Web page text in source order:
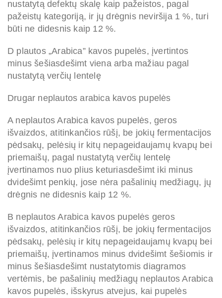
nustatytą defektų skalę kaip pažeistos, pagal
pažeistų kategoriją, ir jų drėgnis neviršija 1 %, turi
būti ne didesnis kaip 12 %.
D plautos „Arabica” kavos pupelės, įvertintos
minus šešiasdešimt viena arba mažiau pagal
nustatytą verčių lentelę
Drugar neplautos arabica kavos pupelės
A neplautos Arabica kavos pupelės, geros
išvaizdos, atitinkančios rūšį, be jokių fermentacijos
pėdsakų, pelėsių ir kitų nepageidaujamų kvapų bei
priemaišų, pagal nustatytą verčių lentelę
įvertinamos nuo plius keturiasdešimt iki minus
dvidešimt penkių, jose nėra pašalinių medžiagų, jų
drėgnis ne didesnis kaip 12 %.
B neplautos Arabica kavos pupelės geros
išvaizdos, atitinkančios rūšį, be jokių fermentacijos
pėdsakų, pelėsių ir kitų nepageidaujamų kvapų bei
priemaišų, įvertinamos minus dvidešimt šešiomis ir
minus šešiasdešimt nustatytomis diagramos
vertėmis, be pašalinių medžiagų neplautos Arabica
kavos pupelės, išskyrus atvejus, kai pupelės